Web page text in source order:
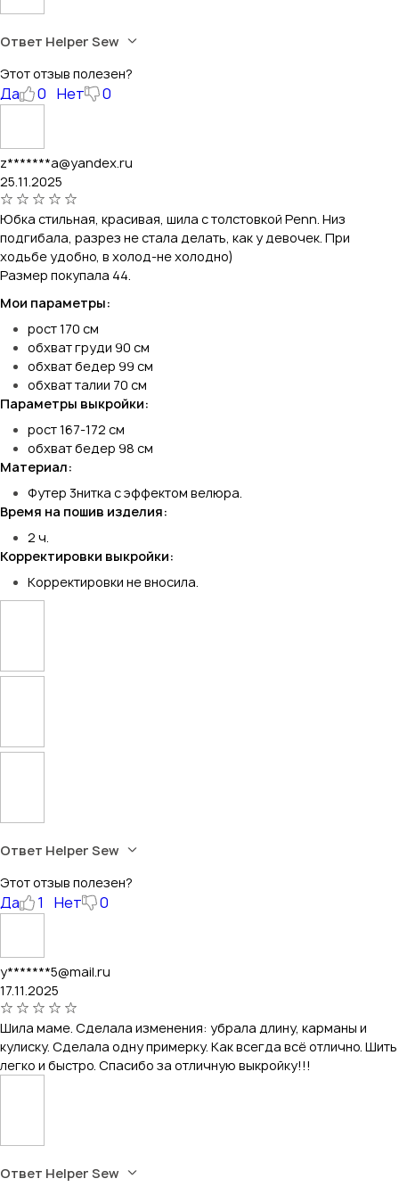
Ответ Helper Sew
Этот отзыв полезен?
Да 0 Нет 0
z*******a@yandex.ru
25.11.2025
Юбка стильная, красивая, шила с толстовкой Penn. Низ
подгибала, разрез не стала делать, как у девочек. При
ходьбе удобно, в холод-не холодно)
Размер покупала 44.
Мои параметры:
рост 170 см
обхват груди 90 см
обхват бедер 99 см
обхват талии 70 см
Параметры выкройки:
рост 167-172 см
обхват бедер 98 см
Материал:
Футер 3нитка с эффектом велюра.
Время на пошив изделия:
2 ч.
Корректировки выкройки:
Корректировки не вносила.
Ответ Helper Sew
Этот отзыв полезен?
Да 1 Нет 0
y*******5@mail.ru
17.11.2025
Шила маме. Сделала изменения: убрала длину, карманы и
кулиску. Сделала одну примерку. Как всегда всё отлично. Шить
легко и быстро. Спасибо за отличную выкройку!!!
Ответ Helper Sew